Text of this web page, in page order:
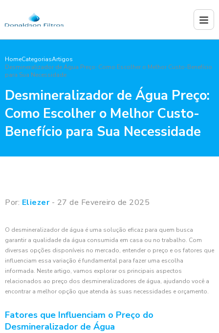
HomeCategoriasArtigos
Desmineralizador de Água Preço: Como Escolher o Melhor Custo-Benefício
para Sua Necessidade
Desmineralizador de Água Preço:
Como Escolher o Melhor Custo-
Benefício para Sua Necessidade
Por: Eliezer- 27 de Fevereiro de 2025
O desmineralizador de água é uma solução eficaz para quem busca
garantir a qualidade da água consumida em casa ou no trabalho. Com
diversas opções disponíveis no mercado, entender o preço e os fatores que
influenciam essa variação é fundamental para fazer uma escolha
informada. Neste artigo, vamos explorar os principais aspectos
relacionados ao preço dos desmineralizadores de água, ajudando você a
encontrar a melhor opção que atenda às suas necessidades e orçamento.
Fatores que Influenciam o Preço do
Desmineralizador de Água